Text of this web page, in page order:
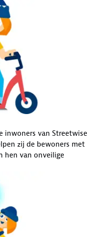
inwoners van Streetwise
zij de bewoners met
hen van onveilige